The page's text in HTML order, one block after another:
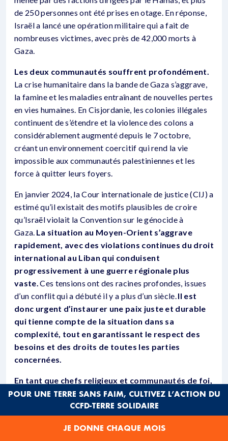
de 250 personnes ont été prises en otage. En réponse,
Israël a lancé une opération militaire qui a fait de
nombreuses victimes, avec près de 42,000 morts à
Gaza.
Les deux communautés souffrent profondément.
La crise humanitaire dans la bande de Gaza s’aggrave,
la famine et les maladies entraînant de nouvelles pertes
en vies humaines. En Cisjordanie, les colonies illégales
continuent de s’étendre et la violence des colons a
considérablement augmenté depuis le 7 octobre,
créant un environnement coercitif qui rend la vie
impossible aux communautés palestiniennes et les
force à quitter leurs foyers.
En janvier 2024, la Cour internationale de justice (CIJ) a
estimé qu’il existait des motifs plausibles de croire
qu’Israël violait la Convention sur le génocide à
Gaza. La situation au Moyen-Orient s’aggrave
rapidement, avec des violations continues du droit
international au Liban qui conduisent
progressivement à une guerre régionale plus
vaste.Ces tensions ont des racines profondes, issues
d’un conflit qui a débuté il y a plus d’un siècle.Il est
donc urgent d’instaurer une paix juste et durable
qui tienne compte de la situation dans sa
complexité, tout en garantissant le respect des
besoins et des droits de toutes les parties
concernées.
En tant que chefs religieux et communautés de foi,
nous avons un rôle essentiel à jouer dans la
prévention des atrocités et dans la défense d’une
paix durable en Terre Sainte.De plus, c’est
responsabilité moralepour défendre les
POUR UNE TERRE SANS FAIM, CULTIVEZ L’ACTION DU
CCFD-TERRE SOLIDAIRE
JE DONNE CHAQUE MOIS